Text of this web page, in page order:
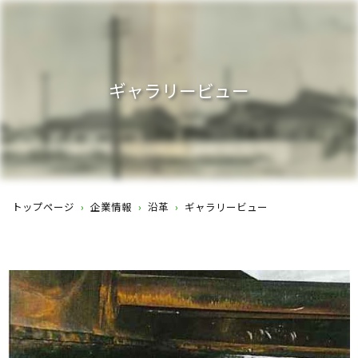
ギャラリービュー
トップページ › 企業情報 › 沿革 › ギャラリービュー